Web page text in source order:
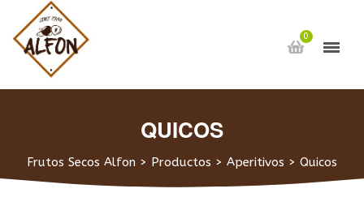
0
QUICOS
Frutos Secos Alfon > Productos > Aperitivos > Quicos